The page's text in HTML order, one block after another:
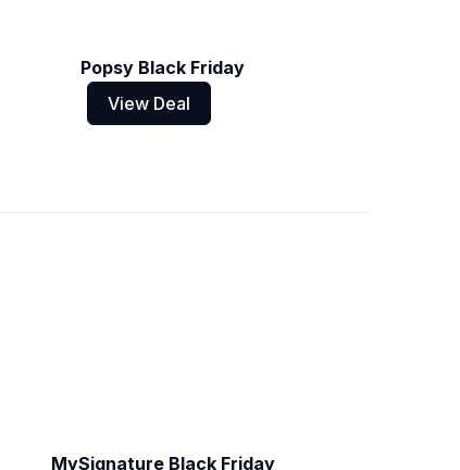
Popsy Black Friday
View Deal
MySignature Black Friday